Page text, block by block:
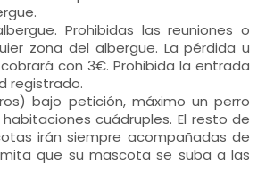
Prohibidas las reuniones o
zona del albergue. La pérdida u
con 3€. Prohibida la entrada
registrado.
bajo petición, máximo un perro
cuádruples. El resto de
irán siempre acompañadas de
que su mascota se suba a las